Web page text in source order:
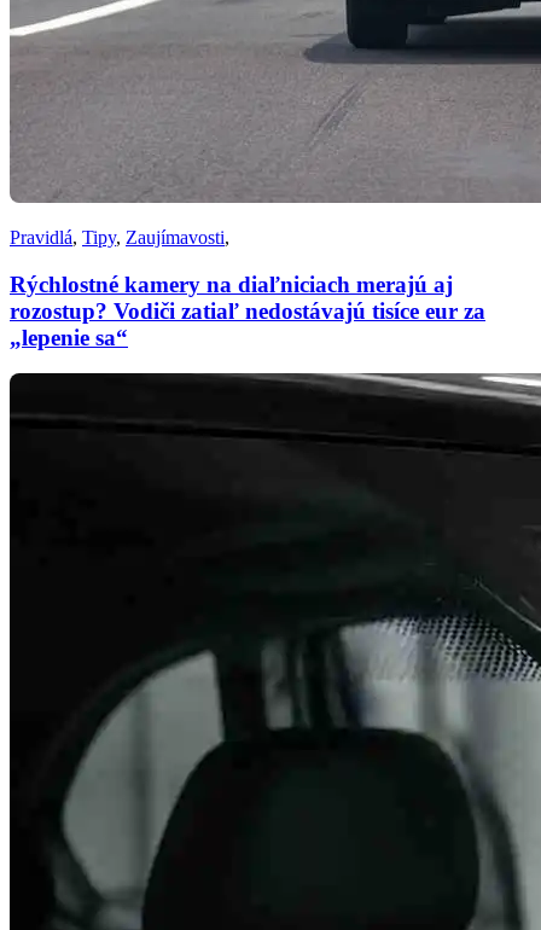
Pravidlá, Tipy, Zaujímavosti,
Rýchlostné kamery na diaľniciach merajú aj
rozostup? Vodiči zatiaľ nedostávajú tisíce eur za
„lepenie sa“